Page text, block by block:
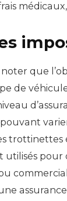
noter que
de
trottinettes
utilisés pour